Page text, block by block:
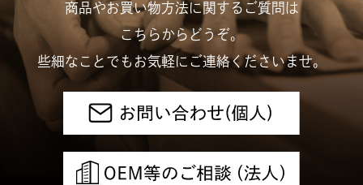
商品やお買い物方法に関するご質問は
こちらからどうぞ。
些細なことでもお気軽にご連絡くださいませ。